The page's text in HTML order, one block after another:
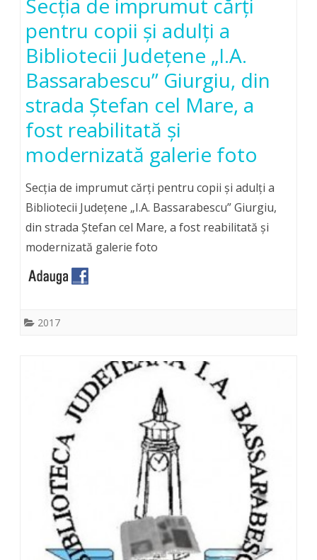
Secţia de imprumut cărţi
pentru copii şi adulţi a
Bibliotecii Judeţene „I.A.
Bassarabescu” Giurgiu, din
strada Ştefan cel Mare, a
fost reabilitată şi
modernizată galerie foto
Secţia de imprumut cărţi pentru copii şi adulţi a
Bibliotecii Judeţene „I.A. Bassarabescu” Giurgiu,
din strada Ştefan cel Mare, a fost reabilitată şi
modernizată galerie foto
2017